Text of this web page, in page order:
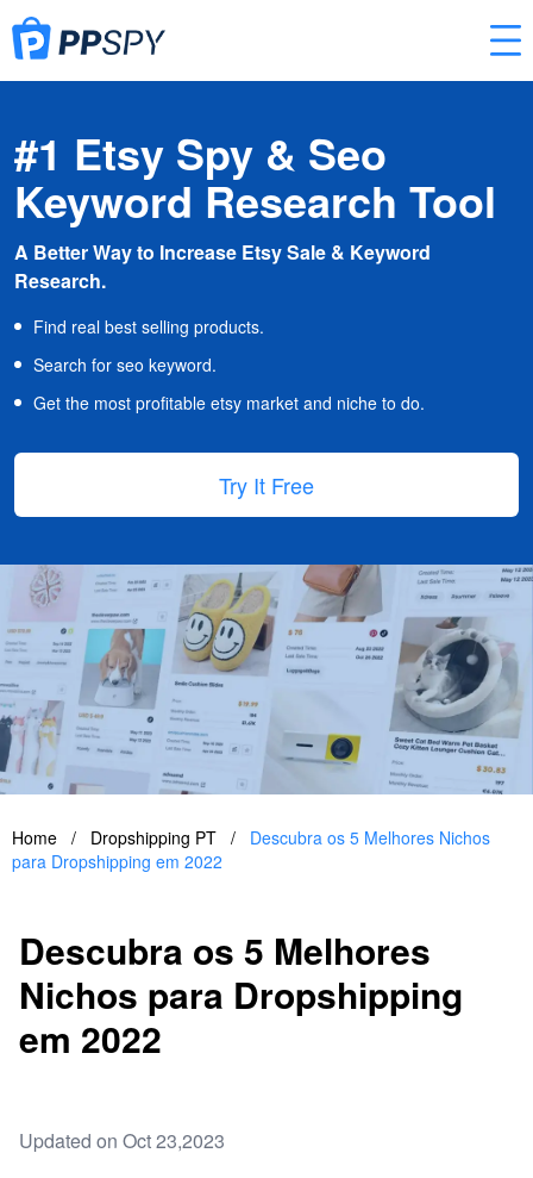
#1 Etsy Spy & Seo
Keyword Research Tool
A Better Way to Increase Etsy Sale & Keyword
Research.
Find real best selling products.
Search for seo keyword.
Get the most profitable etsy market and niche to do.
Try It Free
Home / Dropshipping PT /
Descubra os 5 Melhores Nichos
para Dropshipping em 2022
Descubra os 5 Melhores
Nichos para Dropshipping
em 2022
Updated on Oct 23,2023